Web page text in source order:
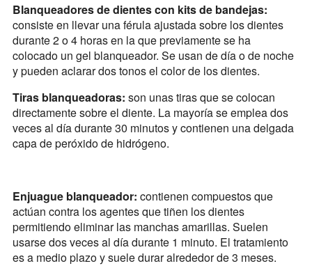
Blanqueadores de dientes con kits de bandejas:
consiste en llevar una férula ajustada sobre los dientes
durante 2 o 4 horas en la que previamente se ha
colocado un gel blanqueador. Se usan de día o de noche
y pueden aclarar dos tonos el color de los dientes.
Tiras blanqueadoras: son unas tiras que se colocan
directamente sobre el diente. La mayoría se emplea dos
veces al día durante 30 minutos y contienen una delgada
capa de peróxido de hidrógeno.
Enjuague blanqueador: contienen compuestos que
actúan contra los agentes que tiñen los dientes
permitiendo eliminar las manchas amarillas. Suelen
usarse dos veces al día durante 1 minuto. El tratamiento
es a medio plazo y suele durar alrededor de 3 meses.